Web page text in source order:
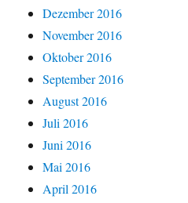
Dezember 2016
November 2016
Oktober 2016
September 2016
August 2016
Juli 2016
Juni 2016
Mai 2016
April 2016